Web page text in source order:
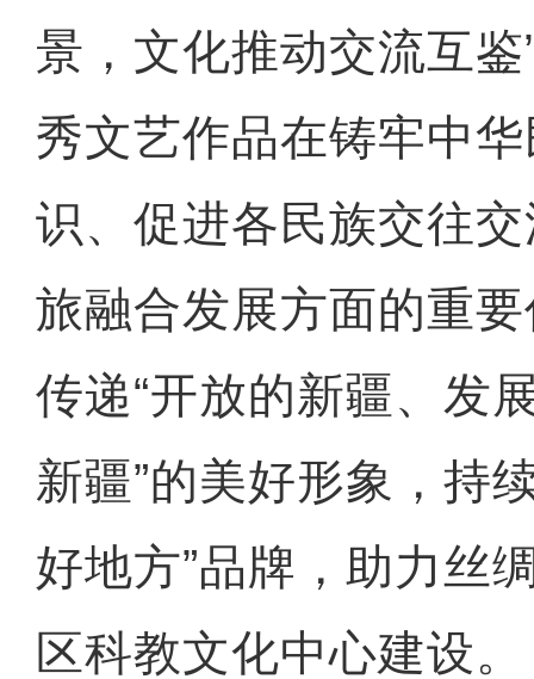
景，文化推动交流互
秀文艺作品在铸牢中
识、促进各民族交往
旅融合发展方面的重
传递“开放的新疆、发
新疆”的美好形象，持
好地方”品牌，助力丝
区科教文化中心建设。